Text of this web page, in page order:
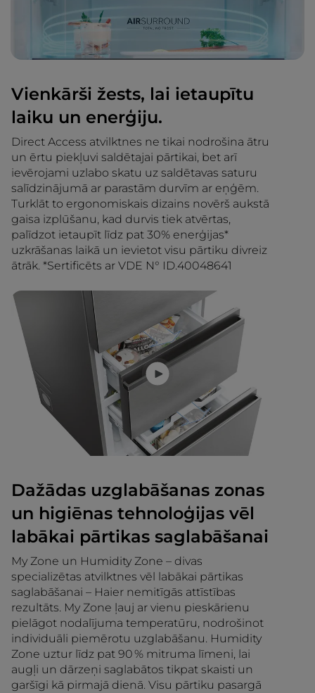
Vienkārši žests, lai ietaupītu
laiku un enerģiju.
Direct Access atvilktnes ne tikai nodrošina ātru
un ērtu piekļuvi saldētajai pārtikai, bet arī
ievērojami uzlabo skatu uz saldētavas saturu
salīdzinājumā ar parastām durvīm ar eņģēm.
Turklāt to ergonomiskais dizains novērš aukstā
gaisa izplūšanu, kad durvis tiek atvērtas,
palīdzot ietaupīt līdz pat 30% enerģijas*
uzkrāšanas laikā un ievietot visu pārtiku divreiz
ātrāk. *Sertificēts ar VDE N° ID.40048641
Dažādas uzglabāšanas zonas
un higiēnas tehnoloģijas vēl
labākai pārtikas saglabāšanai
My Zone un Humidity Zone – divas
specializētas atvilktnes vēl labākai pārtikas
saglabāšanai – Haier nemitīgās attīstības
rezultāts. My Zone ļauj ar vienu pieskārienu
pielāgot nodalījuma temperatūru, nodrošinot
individuāli piemērotu uzglabāšanu. Humidity
Zone uztur līdz pat 90 % mitruma līmeni, lai
augļi un dārzeņi saglabātos tikpat skaisti un
garšīgi kā pirmajā dienā. Visu pārtiku pasargā